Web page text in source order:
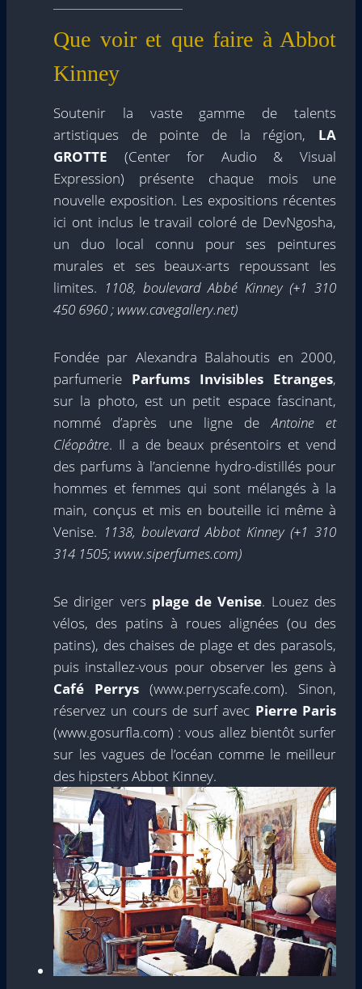
Que voir et que faire à Abbot
Kinney
Soutenir la vaste gamme de talents
artistiques de pointe de la région, LA
GROTTE (Center for Audio & Visual
Expression) présente chaque mois une
nouvelle exposition. Les expositions récentes
ici ont inclus le travail coloré de DevNgosha,
un duo local connu pour ses peintures
murales et ses beaux-arts repoussant les
limites. 1108, boulevard Abbé Kinney (+1310
450 6960 ; www.cavegallery.net)
Fondée par Alexandra Balahoutis en 2000,
parfumerie Parfums Invisibles Etranges,
sur la photo, est un petit espace fascinant,
nommé d’après une ligne deAntoine et
Cléopâtre. Il a de beaux présentoirs et vend
des parfums à l’ancienne hydro-distillés pour
hommes et femmes qui sont mélangés à la
main, conçus et mis en bouteille ici même à
Venise. 1138, boulevard Abbot Kinney (+1 310
314 1505; www.siperfumes.com)
Se diriger vers plage de Venise. Louez des
vélos, des patins à roues alignées (ou des
patins), des chaises de plage et des parasols,
puis installez-vous pour observer les gens à
Café Perrys (www.perryscafe.com). Sinon,
réservez un cours de surf avec Pierre Paris
(www.gosurfla.com) : vous allez bientôt surfer
sur les vagues de l’océan comme le meilleur
des hipsters Abbot Kinney.